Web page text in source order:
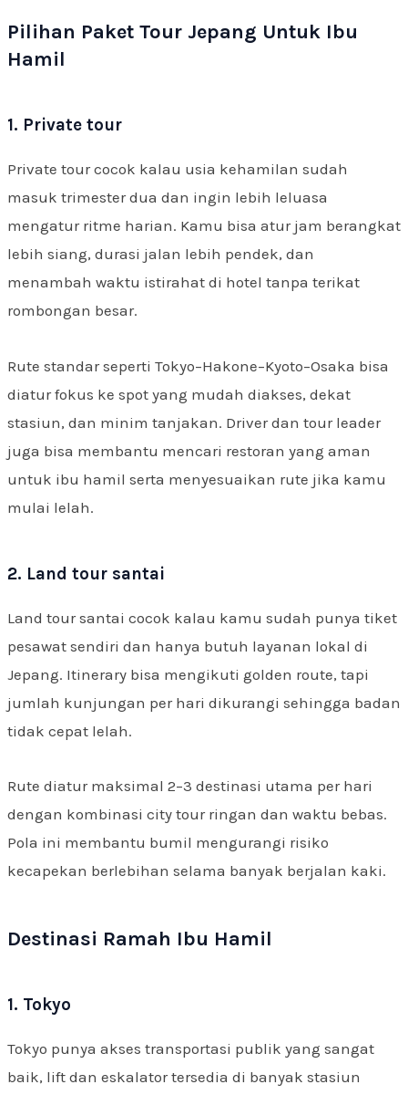
Pilihan Paket Tour Jepang Untuk Ibu
Hamil
1. Private tour
Private tour cocok kalau usia kehamilan sudah
masuk trimester dua dan ingin lebih leluasa
mengatur ritme harian. Kamu bisa atur jam berangkat
lebih siang, durasi jalan lebih pendek, dan
menambah waktu istirahat di hotel tanpa terikat
rombongan besar.
Rute standar seperti Tokyo–Hakone–Kyoto–Osaka bisa
diatur fokus ke spot yang mudah diakses, dekat
stasiun, dan minim tanjakan. Driver dan tour leader
juga bisa membantu mencari restoran yang aman
untuk ibu hamil serta menyesuaikan rute jika kamu
mulai lelah.
2. Land tour santai
Land tour santai cocok kalau kamu sudah punya tiket
pesawat sendiri dan hanya butuh layanan lokal di
Jepang. Itinerary bisa mengikuti golden route, tapi
jumlah kunjungan per hari dikurangi sehingga badan
tidak cepat lelah.
Rute diatur maksimal 2–3 destinasi utama per hari
dengan kombinasi city tour ringan dan waktu bebas.
Pola ini membantu bumil mengurangi risiko
kecapekan berlebihan selama banyak berjalan kaki.
Destinasi Ramah Ibu Hamil
1. Tokyo
Tokyo punya akses transportasi publik yang sangat
baik, lift dan eskalator tersedia di banyak stasiun